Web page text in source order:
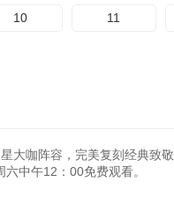
10 11
大咖阵容，完美复刻经典
中午12：00免费观看。